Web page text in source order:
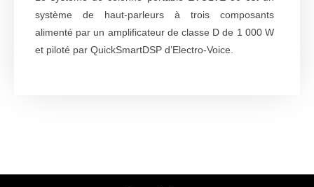
système de haut-parleurs à trois composants
alimenté par un amplificateur de classe D de 1 000 W
et piloté par QuickSmartDSP d’Electro-Voice.